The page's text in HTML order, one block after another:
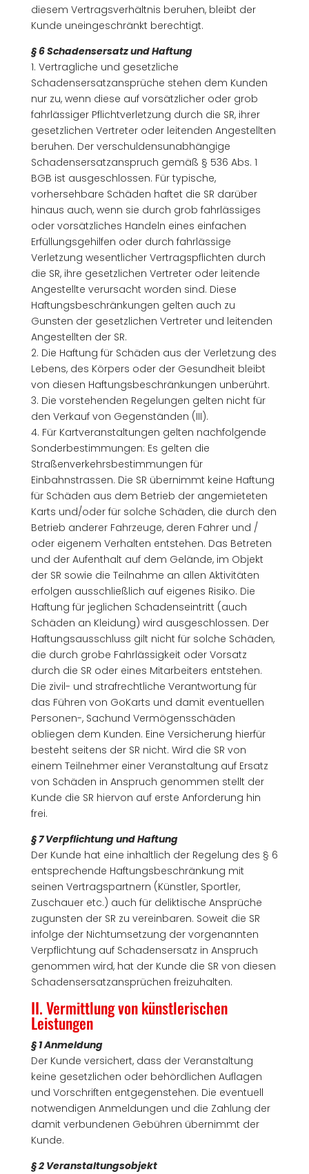
diesem Vertragsverhältnis beruhen, bleibt der
Kunde uneingeschränkt berechtigt.
§ 6 Schadensersatz und Haftung
1. Vertragliche und gesetzliche
Schadensersatzansprüche stehen dem Kunden
nur zu, wenn diese auf vorsätzlicher oder grob
fahrlässiger Pflichtverletzung durch die SR, ihrer
gesetzlichen Vertreter oder leitenden Angestellten
beruhen. Der verschuldensunabhängige
Schadensersatzanspruch gemäß § 536 Abs. 1
BGB ist ausgeschlossen. Für typische,
vorhersehbare Schäden haftet die SR darüber
hinaus auch, wenn sie durch grob fahrlässiges
oder vorsätzliches Handeln eines einfachen
Erfüllungsgehilfen oder durch fahrlässige
Verletzung wesentlicher Vertragspflichten durch
die SR, ihre gesetzlichen Vertreter oder leitende
Angestellte verursacht worden sind. Diese
Haftungsbeschränkungen gelten auch zu
Gunsten der gesetzlichen Vertreter und leitenden
Angestellten der SR.
2. Die Haftung für Schäden aus der Verletzung des
Lebens, des Körpers oder der Gesundheit bleibt
von diesen Haftungsbeschränkungen unberührt.
3. Die vorstehenden Regelungen gelten nicht für
den Verkauf von Gegenständen (III).
4. Für Kartveranstaltungen gelten nachfolgende
Sonderbestimmungen: Es gelten die
Straßenverkehrsbestimmungen für
Einbahnstrassen. Die SR übernimmt keine Haftung
für Schäden aus dem Betrieb der angemieteten
Karts und/oder für solche Schäden, die durch den
Betrieb anderer Fahrzeuge, deren Fahrer und /
oder eigenem Verhalten entstehen. Das Betreten
und der Aufenthalt auf dem Gelände, im Objekt
der SR sowie die Teilnahme an allen Aktivitäten
erfolgen ausschließlich auf eigenes Risiko. Die
Haftung für jeglichen Schadenseintritt (auch
Schäden an Kleidung) wird ausgeschlossen. Der
Haftungsausschluss gilt nicht für solche Schäden,
die durch grobe Fahrlässigkeit oder Vorsatz
durch die SR oder eines Mitarbeiters entstehen.
Die zivil- und strafrechtliche Verantwortung für
das Führen von GoKarts und damit eventuellen
Personen-, Sachund Vermögensschäden
obliegen dem Kunden. Eine Versicherung hierfür
besteht seitens der SR nicht. Wird die SR von
einem Teilnehmer einer Veranstaltung auf Ersatz
von Schäden in Anspruch genommen stellt der
Kunde die SR hiervon auf erste Anforderung hin
frei.
§ 7 Verpflichtung und Haftung
Der Kunde hat eine inhaltlich der Regelung des § 6
entsprechende Haftungsbeschränkung mit
seinen Vertragspartnern (Künstler, Sportler,
Zuschauer etc.) auch für deliktische Ansprüche
zugunsten der SR zu vereinbaren. Soweit die SR
infolge der Nichtumsetzung der vorgenannten
Verpflichtung auf Schadensersatz in Anspruch
genommen wird, hat der Kunde die SR von diesen
Schadensersatzansprüchen freizuhalten.
II. Vermittlung von künstlerischen
Leistungen
§ 1 Anmeldung
Der Kunde versichert, dass der Veranstaltung
keine gesetzlichen oder behördlichen Auflagen
und Vorschriften entgegenstehen. Die eventuell
notwendigen Anmeldungen und die Zahlung der
damit verbundenen Gebühren übernimmt der
Kunde.
§ 2 Veranstaltungsobjekt